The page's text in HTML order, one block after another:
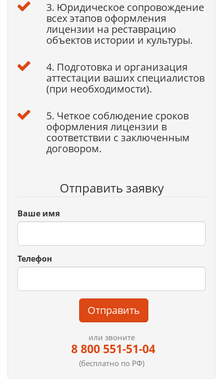
3. Юридическое сопровождение
всех этапов оформления
лицензии на реставрацию
объектов истории и культуры.
4. Подготовка и организация
аттестации ваших специалистов
(при необходимости).
5. Четкое соблюдение сроков
оформления лицензии в
соответствии с заключенным
договором.
Отправить заявку
Ваше имя
Телефон
Отправить
или звоните
8 800 551-51-04
(бесплатно по РФ)